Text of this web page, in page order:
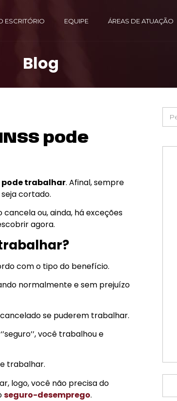
ESCRITÓRIO EQUIPE ÁREAS DE ATUAÇÃO
Blog
pode
pode trabalhar. Afinal, sempre
cortado.
cancela ou, ainda, há exceções
agora.
com o tipo do benefício.
normalmente e sem prejuízo
se puderem trabalhar.
você trabalhou e
trabalhar.
logo, você não precisa do
seguro-desemprego.